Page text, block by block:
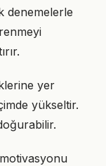
denemelerle
yer
yükseltir.